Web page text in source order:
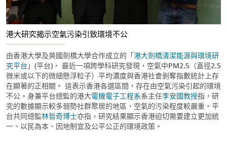
港大研究揭示空氣污染引致環境不公
由香港大學及英國劍橋大學合作成立的「港大劍橋清潔能源與環境研
究平台 」(平台)， 最近一項跨學科研究發現，空氣中PM2.5（直徑2.5
微米或以下的微細懸浮粒子）平均濃度與香港社會剝奪指數統計上存
在顯著的正相關。 這表示香港各選區間，存在由空氣污染引起的環境
不公。身兼平台總監的港大電機電子工程系系主任李安國教授指，研
究的數據顯示較多弱勢社群聚居的地區，空氣的污染程度較嚴重。平
台共同總監林哲奇博士亦指，研究結果顯示香港迫切需要建立更加統
一、以民為本、因地制宜及公平公正的環境政策。